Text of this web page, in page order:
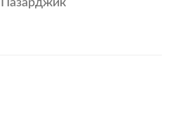
Пазарджик